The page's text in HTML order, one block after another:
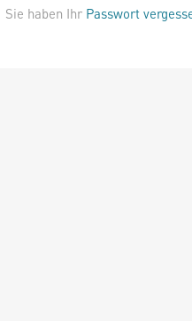
Sie haben Ihr Passwort